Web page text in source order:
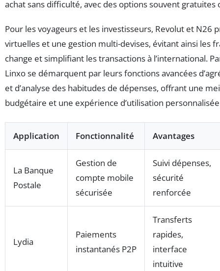
achat sans difficulté, avec des options souvent gratuites
Pour les voyageurs et les investisseurs, Revolut et N26
virtuelles et une gestion multi-devises, évitant ainsi les
change et simplifiant les transactions à l’international.
Linxo se démarquent par leurs fonctions avancées
et d’analyse des habitudes de dépenses, offrant une
budgétaire et une expérience d’utilisation
Application Fonctionnalité Avantages
La Banque
Postale
Gestion de
compte mobile
sécurisée
Suivi dépenses,
sécurité
renforcée
Lydia
Paiements
instantanés P2P
Transferts
rapides,
interface
intuitive